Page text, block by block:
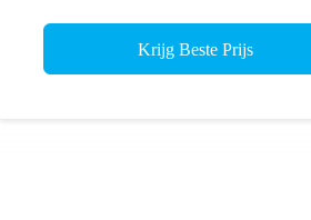
Krijg Beste Prijs